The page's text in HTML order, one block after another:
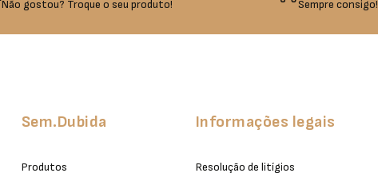
Não gostou? Troque o seu produto!
Sempre consigo!
Sem.Dubida
Produtos
Informações legais
Resolução de litígios